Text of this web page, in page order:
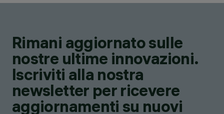
Rimani aggiornato sulle
nostre ultime innovazioni.
Iscriviti alla nostra
newsletter per ricevere
aggiornamenti su nuovi